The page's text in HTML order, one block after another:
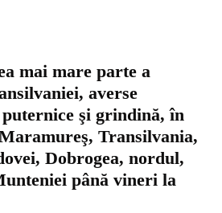
mai mare parte a
averse
şi grindină, în
Transilvania,
Dobrogea, nordul,
până vineri la